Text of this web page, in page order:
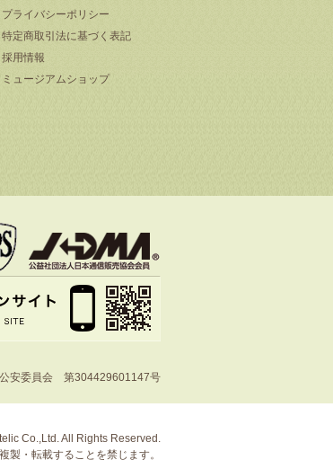
プライバシーポリシー
特定商取引法に基づく表記
採用情報
ミュージアムショップ
安委員会 第304429601147号
Co.,Ltd. All Rights Reserved.
製・転載することを禁じます。